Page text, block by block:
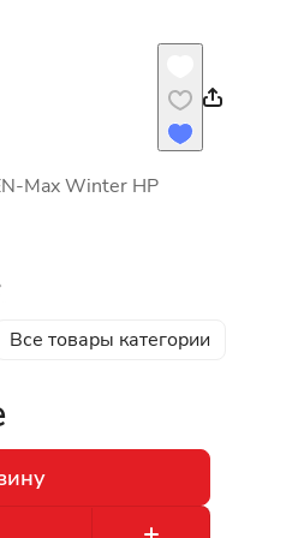
Max Winter HP
Все товары категории